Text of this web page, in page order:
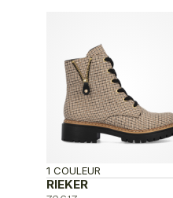
RIEKER
1 COULEUR